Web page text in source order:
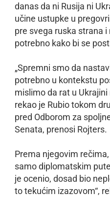
danas da ni Rusija ni
učine ustupke u
pre svega ruska strana
potrebno kako bi se
„Spremni smo da
potrebno u kontekstu
mislimo da rat u Ukrajini
rekao je Rubio tokom
pred Odborom za
Senata, prenosi Rojters.
Prema njegovim
samo diplomatskim
je ocenio, dosad bio
to tekućim izazovom“,